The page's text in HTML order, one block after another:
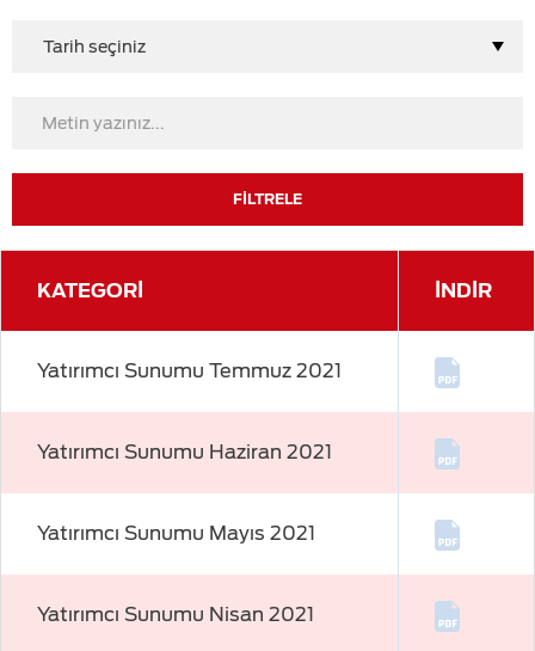
Tarih seçiniz
FİLTRELE
KATEGORİ İNDİR
Yatırımcı Sunumu Temmuz 2021
Yatırımcı Sunumu Haziran 2021
Yatırımcı Sunumu Mayıs 2021
Yatırımcı Sunumu Nisan 2021